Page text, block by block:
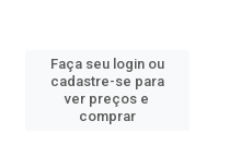
Faça seu login ou
cadastre-se para
ver preços e
comprar